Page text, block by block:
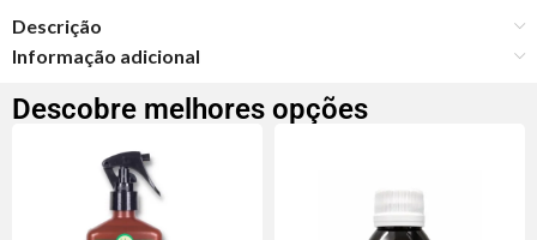
Descrição
Informação adicional
Descobre melhores opções